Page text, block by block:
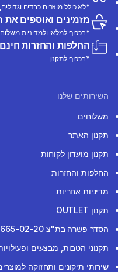
*לא כולל מוצרים כבדים
מזמינים ואוספים
*בכפוף למלאי ולמדיניות
החלפות והחזרות חינם עד 365 ימים ממועד
*בכפוף לתקנון
השירותים שלנו
משלוחים
תקנון האתר
תקנון מועדון לקוחות
החלפות והחזרות
מדיניות אחריות
תקנון OUTLET
הסדר פשרה בת"צ 18665-02-20
תקנוני הטבות, מבצעים
שירותי תיקונים ותחזוקה